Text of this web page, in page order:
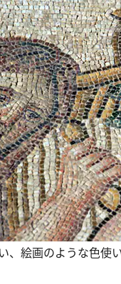
、絵画のような色使